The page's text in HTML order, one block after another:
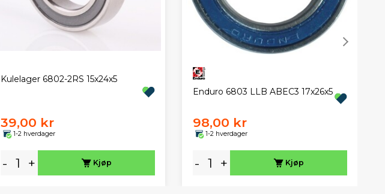
Kulelager 6802-2RS 15x24x5
39,00 kr
1-2 hverdager
- + Kjøp
Enduro 6803 LLB ABEC3 17x26x5
98,00 kr
1-2 hverdager
- + Kjøp